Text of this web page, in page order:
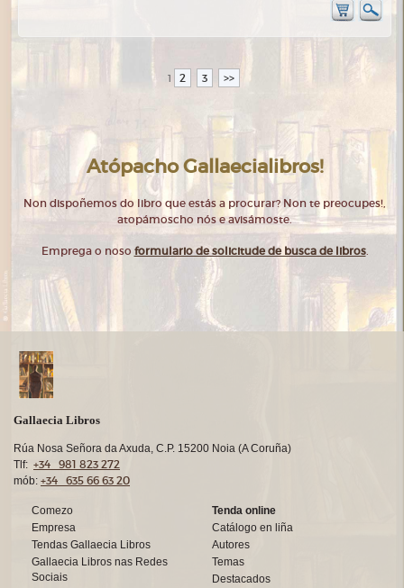
1 2 3 >>
Atópacho Gallaecialibros!
Non dispoñemos do libro que estás a procurar? Non te preocupes!,
atopámoscho nós e avisámoste.
Emprega o noso formulario de solicitude de busca de libros.
Gallaecia Libros
Rúa Nosa Señora da Axuda, C.P. 15200 Noia (A Coruña)
Tlf: +34 981 823 272
mób: +34 635 66 63 20
Comezo
Empresa
Tendas Gallaecia Libros
Gallaecia Libros nas Redes
Sociais
Tenda online
Catálogo en liña
Autores
Temas
Destacados